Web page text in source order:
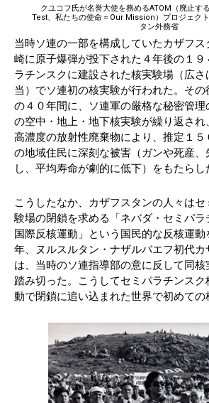
クユコフ氏が名誉大使を務めるATOM（廃止す
Test、私たちの使命＝Our Mission）プロジェク
タン外務省
当時ソ連の一部を構成していたカザフ
崎に原子爆弾が投下された４年後の１
ラチンスクに建設された核実験場（広
当）でソ連初の核実験が行われた。そ
の４０年間に、ソ連軍の厳格な秘密管
の空中・地上・地下核実験が繰り返され
高濃度の放射性廃棄物により、推定１５
の地域住民に深刻な被害（ガンや死産、
し、平均寿命が劇的に低下）をもたらし
こうしたなか、カザフスタンの人々は
験場の閉鎖を求める「ネバダ・セミパラ
国際反核運動」という国民的な反核運動
年、ヌルスルタン・ナザルバエフ初代
は、当時のソ連指導部の意に反して同核
踏み切った。こうしてセミパラチンス
動で閉鎖に追い込まれた世界で初めての